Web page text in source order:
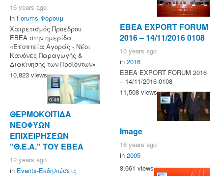
16 years ago
in Forums-Φόρουμ
Χαιρετισμός Προέδρου
ΕΒΕΑ στην ημερίδα
«Εποπτεία Αγοράς - Νέοι
Κανόνες Παραγωγής &
Διακίνησης των Προϊόντων»
10,823 views
0:45
ΘΕΡΜΟΚΟΙΤΙΔΑ
ΝΕΟΦΥΩΝ
ΕΠΙΧΕΙΡΗΣΕΩΝ
"Θ.Ε.Α." ΤΟΥ ΕΒΕΑ
12 years ago
in Events-Εκδηλώσεις
ΕΒΕΑ EXPORT FORUM
2016 – 14/11/2016 0108
10 years ago
in 2016
ΕΒΕΑ EXPORT FORUM 2016
– 14/11/2016 0108
11,508 views
Image
16 years ago
in 2005
8,661 views